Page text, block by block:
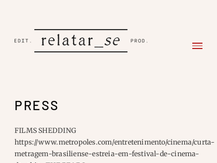
conteúdo
PRESS
FILMS SHEDDING
https://www.metropoles.com/entretenimento/cinema/curta-
metragem-brasiliense-estreia-em-festival-de-cinema-